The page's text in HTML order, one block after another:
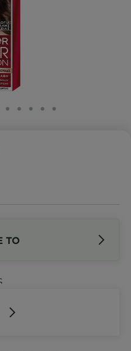
3 4 5
SLIDE 6
SLIDE 7
SLIDE 8
SLIDE 9
SLIDE 10
ΤΟ